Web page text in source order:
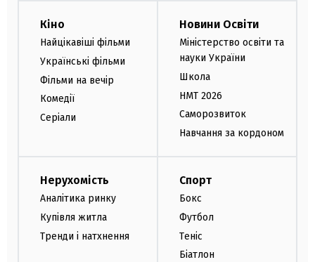
Кіно
Найцікавіші фільми
Українські фільми
Фільми на вечір
Комедії
Серіали
Новини Освіти
Міністерство освіти та
науки України
Школа
НМТ 2026
Саморозвиток
Навчання за кордоном
Нерухомість
Аналітика ринку
Купівля житла
Тренди і натхнення
Спорт
Бокс
Футбол
Теніс
Біатлон